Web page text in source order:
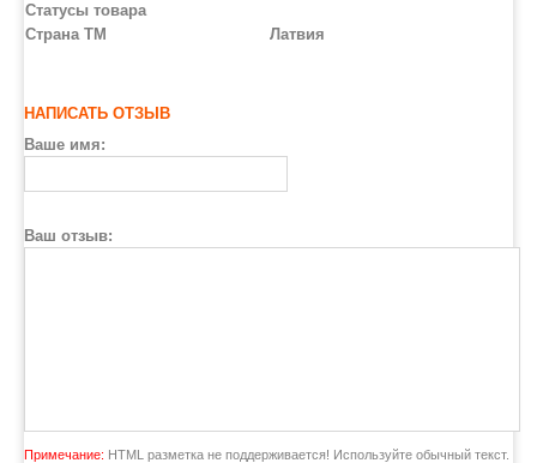
Статусы товара
Страна ТМ
Латвия
НАПИСАТЬ ОТЗЫВ
Ваше имя:
Ваш отзыв:
Примечание: HTML разметка не поддерживается! Используйте обычный текст.